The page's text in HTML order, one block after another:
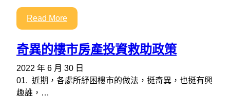
Read More
奇異的樓市房產投資救助政策
2022 年 6 月 30 日
01. 近期，各處所紓困樓市的做法，挺奇異，也挺有興
趣誰，…